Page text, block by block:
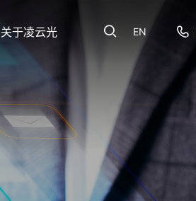
EN
关于凌云光